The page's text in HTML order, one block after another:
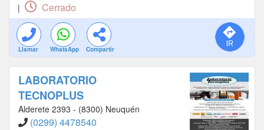
| Cerrado
Llamar WhatsApp Compartir
LABORATORIO
TECNOPLUS
Alderete 2393 - (8300) Neuquén
(0299) 4478540